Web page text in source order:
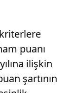
puanı
ilişkin
şartının